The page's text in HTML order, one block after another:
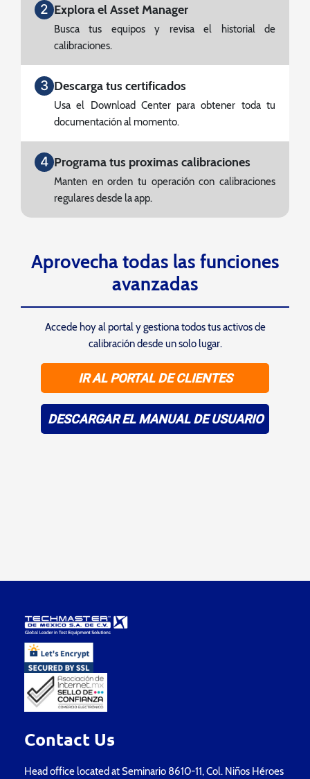
2 Explora el Asset Manager
Busca tus equipos y revisa el historial de
calibraciones.
3 Descarga tus certificados
Usa el Download Center para obtener toda tu
documentación al momento.
4 Programa tus proximas calibraciones
Manten en orden tu operación con calibraciones
regulares desde la app.
Aprovecha todas las funciones
avanzadas
Accede hoy al portal y gestiona todos tus activos de
calibración desde un solo lugar.
IR AL PORTAL DE CLIENTES
DESCARGAR EL MANUAL DE USUARIO
Contact Us
Head office located at Seminario 8610-11, Col. Niños Héroes